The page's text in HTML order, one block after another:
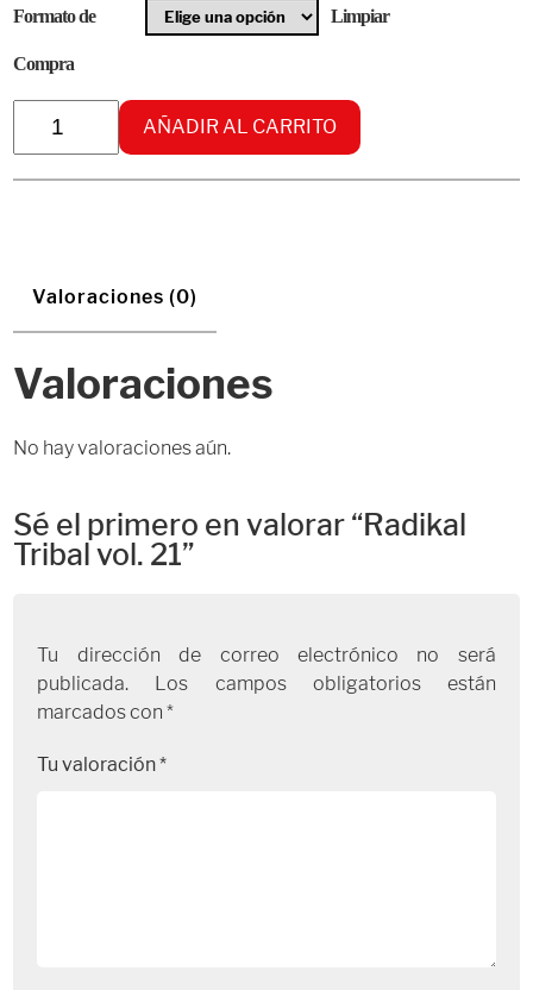
Formato de
Compra
Limpiar
Radikal
Tribal
cantidad
AÑADIR AL CARRITO
Valoraciones (0)
Valoraciones
No hay valoraciones aún.
Sé el primero en valorar “Radikal
Tribal vol. 21”
Tu dirección de correo electrónico no será
publicada.
Los campos obligatorios están
marcados con*
Tu valoración*